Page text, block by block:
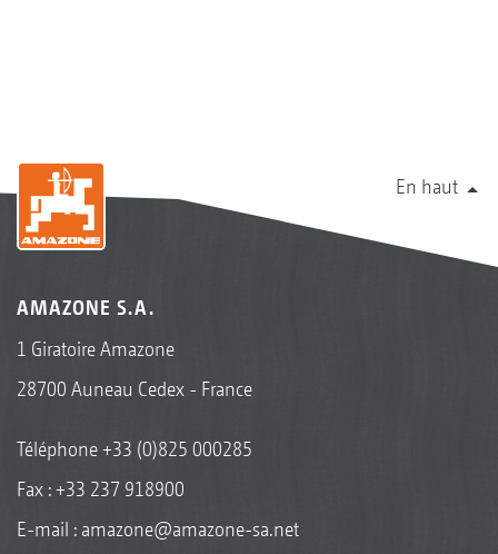
En haut
AMAZONE S.A.
1 Giratoire Amazone
28700 Auneau Cedex - France
Téléphone+33 (0)825 000285
Fax : +33 237 918900
E-mail : amazone@amazone-sa.net